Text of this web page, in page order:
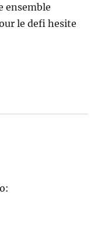
ensemble
le defi hesite